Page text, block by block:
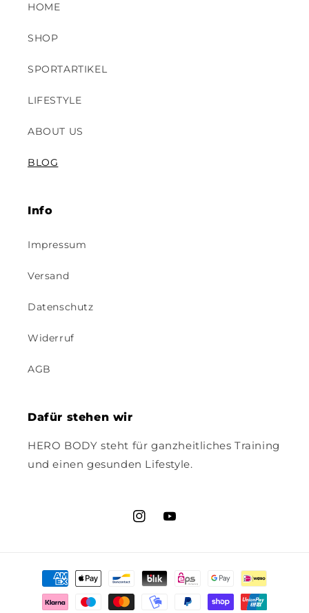
HOME
SHOP
SPORTARTIKEL
LIFESTYLE
ABOUT US
BLOG
Info
Impressum
Versand
Datenschutz
Widerruf
AGB
Dafür stehen wir
HERO BODY steht für ganzheitliches Training
und einen gesunden Lifestyle.
InstagramYouTube
Zahlungsmethoden